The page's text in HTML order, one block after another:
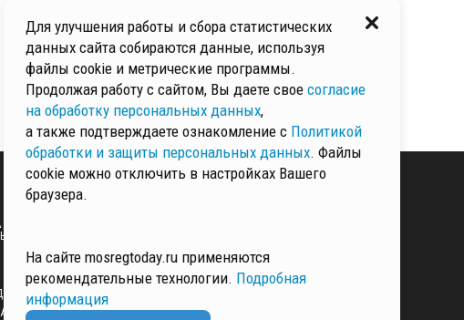
КамАЗ
СЕГОДНЯ 17:18
Как избавиться от пятен солнцезащитного
крема на одежде: отстирать вещи и мебель —
возможно
И ЗАЩИТЫ
ДАННЫХ
ИНФОРМАЦИЯ
Для улучшения работы и сбора статистических
данных сайта собираются данные, используя
файлы cookie и метрические программы.
Продолжая работу с сайтом, Вы даете свое согласие
на обработку персональных данных,
а также подтверждаете ознакомление с Политикой
обработки и защиты персональных данных. Файлы
cookie можно отключить в настройках Вашего
браузера.
На сайте mosregtoday.ru применяются
рекомендательные технологии. Подробная
информация